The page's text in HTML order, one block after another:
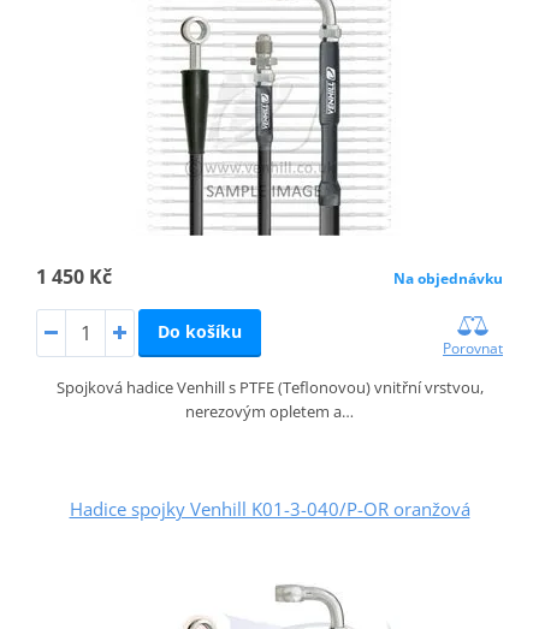
1 450 Kč Na objednávku
Do košíku
Porovnat
Spojková hadice Venhill s PTFE (Teflonovou) vnitřní vrstvou,
nerezovým opletem a…
Hadice spojky Venhill K01-3-040/P-OR oranžová